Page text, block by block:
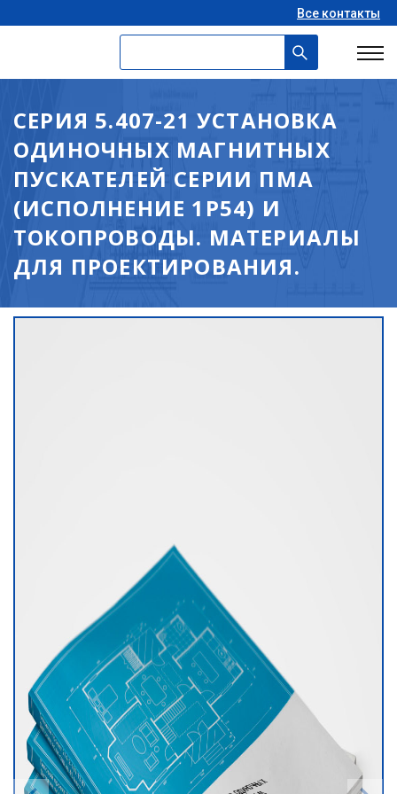
Все контакты
СЕРИЯ 5.407-21 УСТАНОВКА
ОДИНОЧНЫХ МАГНИТНЫХ
ПУСКАТЕЛЕЙ СЕРИИ ПМА
(ИСПОЛНЕНИЕ 1Р54) И
ТОКОПРОВОДЫ. МАТЕРИАЛЫ
ДЛЯ ПРОЕКТИРОВАНИЯ.